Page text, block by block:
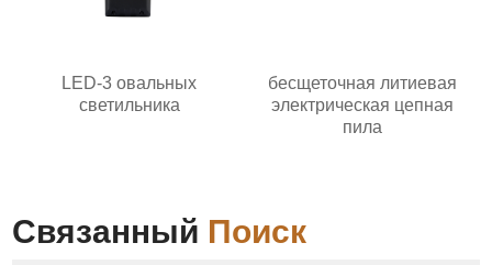
LED-3 овальных
светильника
бесщеточная литиевая
электрическая цепная
пила
Связанный Поиск